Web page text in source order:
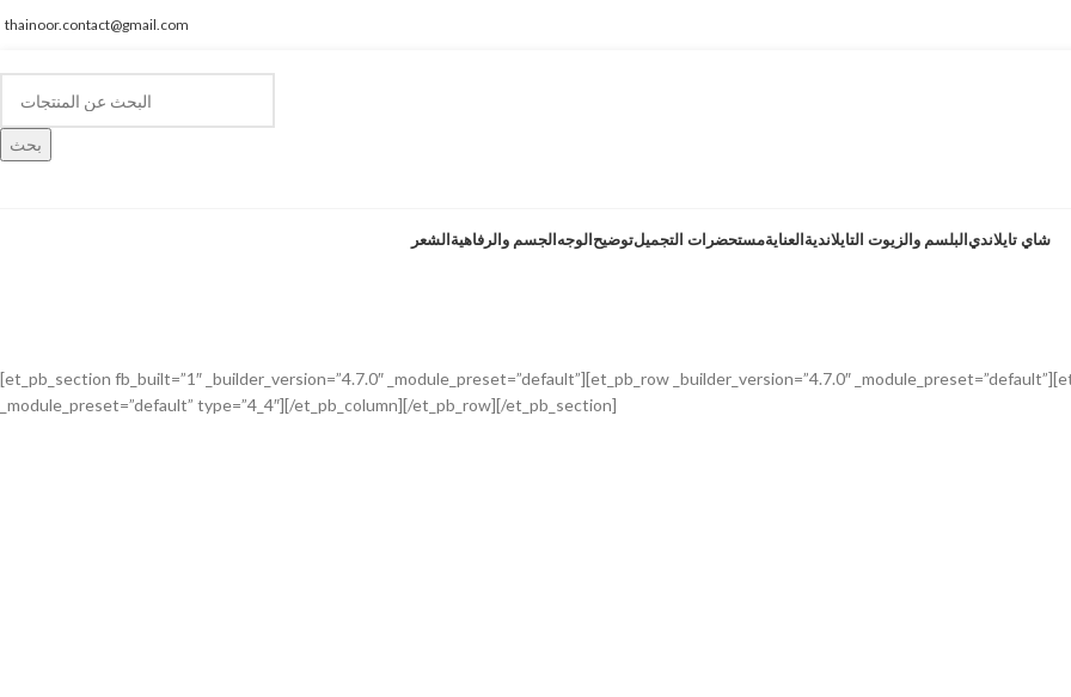
thainoor.contact@gmail.com
بحث
الشعرالجسم والرفاهيةالوجهتوضيحمستحضرات التجميلالعنايةالبلسم والزيوت التايلانديةشاي تايلاندي
[et_pb_section fb_built=”1″ _builder_version=”4.7.0″ _module_preset=”default”][et_pb_row _builder_version=”4.7.0″
_module_preset=”default” type=”4_4″][/et_pb_column][/et_pb_row][/et_pb_section]